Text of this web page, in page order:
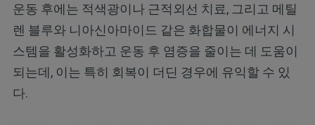
운동 후에는 적색광이나 근적외선 치료, 그리고 메틸
렌 블루와 니아신아마이드 같은 화합물이 에너지 시
스템을 활성화하고 운동 후 염증을 줄이는 데 도움이
되는데, 이는 특히 회복이 더딘 경우에 유익할 수 있
다.